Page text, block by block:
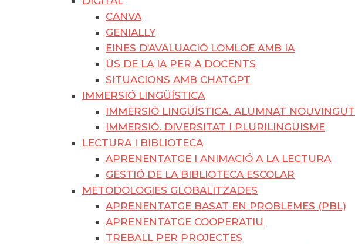
CANVA
GENIALLY
EINES D’AVALUACIÓ LOMLOE AMB IA
ÚS DE LA IA PER A DOCENTS
SITUACIONS AMB CHATGPT
IMMERSIÓ LINGÜÍSTICA
IMMERSIÓ LINGÜÍSTICA. ALUMNAT NOUVINGUT
IMMERSIÓ. DIVERSITAT I PLURILINGÜISME
LECTURA I BIBLIOTECA
APRENENTATGE I ANIMACIÓ A LA LECTURA
GESTIÓ DE LA BIBLIOTECA ESCOLAR
METODOLOGIES GLOBALITZADES
APRENENTATGE BASAT EN PROBLEMES (PBL)
APRENENTATGE COOPERATIU
TREBALL PER PROJECTES